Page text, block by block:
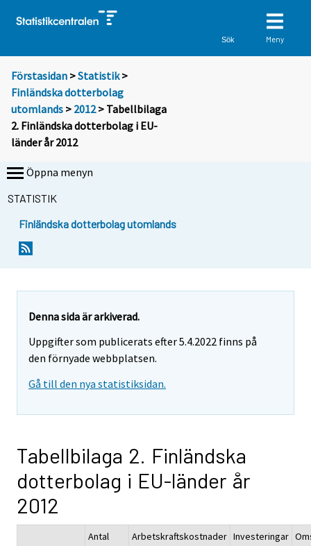
Sök Meny
Förstasidan >Statistik >
Finländska dotterbolag
utomlands > 2012> Tabellbilaga
2. Finländska dotterbolag i EU-
länder år 2012
Öppna menyn
STATISTIK
Finländska dotterbolag utomlands
Denna sida är arkiverad.
Uppgifter som publicerats efter 5.4.2022 finns på
den förnyade webbplatsen.
Gå till den nya statistiksidan.
Tabellbilaga 2. Finländska
dotterbolag i EU-länder år
2012
Antal
Arbetskraftskostnader Investeringar